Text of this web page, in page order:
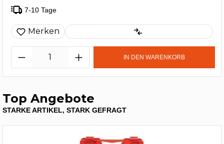
7-10 Tage
Merken
IN DEN WARENKORB
Top Angebote
STARKE ARTIKEL, STARK GEFRAGT